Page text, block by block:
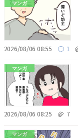
マンガ
2026/08/06 08:55 1
マンガ
2026/08/06 08:25 7
マンガ